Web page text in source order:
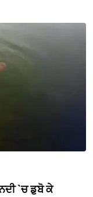
`ਚ ਡੁਬੋ ਕੇ